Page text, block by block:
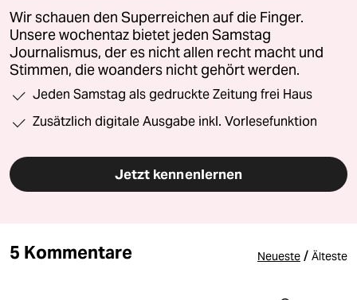
Wir schauen den Superreichen auf die Finger.
Unsere wochentaz bietet jeden Samstag
Journalismus, der es nicht allen recht macht und
Stimmen, die woanders nicht gehört werden.
Jeden Samstag als gedruckte Zeitung frei Haus
Zusätzlich digitale Ausgabe inkl. Vorlesefunktion
Jetzt kennenlernen
5 Kommentare Neueste / Älteste